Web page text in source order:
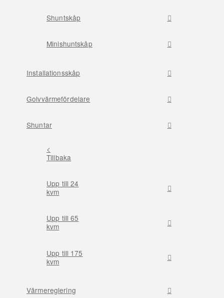
Shuntskåp
Minishuntskåp
Installationsskåp
Golvvärmefördelare
Shuntar
<
Tillbaka
Upp till 24
kvm
Upp till 65
kvm
Upp till 175
kvm
Värmereglering